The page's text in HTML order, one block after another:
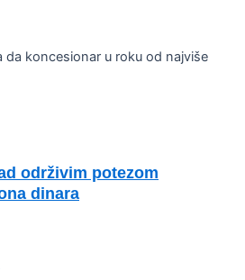
da koncesionar u roku od najviše
održivim potezom
dinara